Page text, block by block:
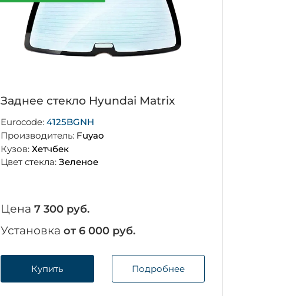
Заднее стекло Hyundai Matrix
Eurocode:4125BGNH
Производитель: Fuyao
Кузов:Хетчбек
Цвет стекла:Зеленое
Цена7 300 руб.
Установкаот 6 000 руб.
Купить Подробнее